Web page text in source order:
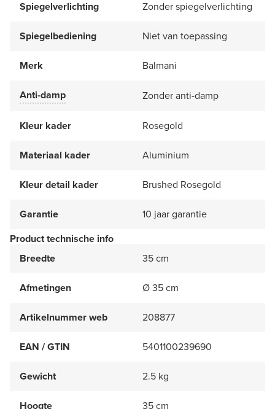
Spiegelverlichting Zonder spiegelverlichting
Spiegelbediening Niet van toepassing
Merk Balmani
Anti-damp Zonder anti-damp
Kleur kader Rosegold
Materiaal kader Aluminium
Kleur detail kader Brushed Rosegold
Garantie
10 jaar garantie
Product technische info
Breedte
35 cm
Afmetingen Ø 35 cm
Artikelnummer web 208877
EAN / GTIN 5401100239690
Gewicht 2.5 kg
Hoogte 35 cm